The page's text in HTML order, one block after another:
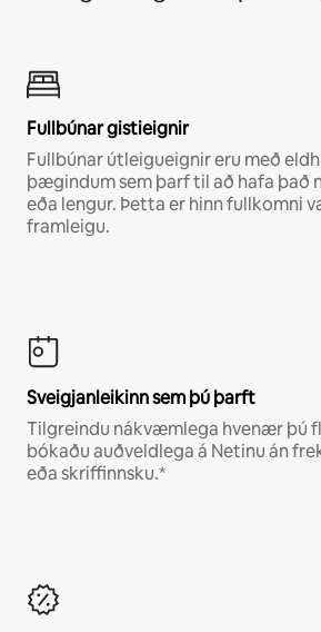
Fullbúnar gistieignir
Fullbúnar útleigueignir eru með
þægindum sem þarf til að hafa það
eða lengur. Þetta er hinn fullkomni
framleigu.
Sveigjanleikinn sem þú þarft
Tilgreindu nákvæmlega hvenær þú
bókaðu auðveldlega á Netinu án
eða skriffinnsku.*